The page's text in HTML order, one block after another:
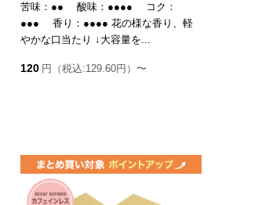
苦味：●● 酸味：●●●● コク：
●●● 香り：●●●● 花の様な香り、軽
やかな口当たり ↓大容量を...
120 円（税込:129.60円）〜